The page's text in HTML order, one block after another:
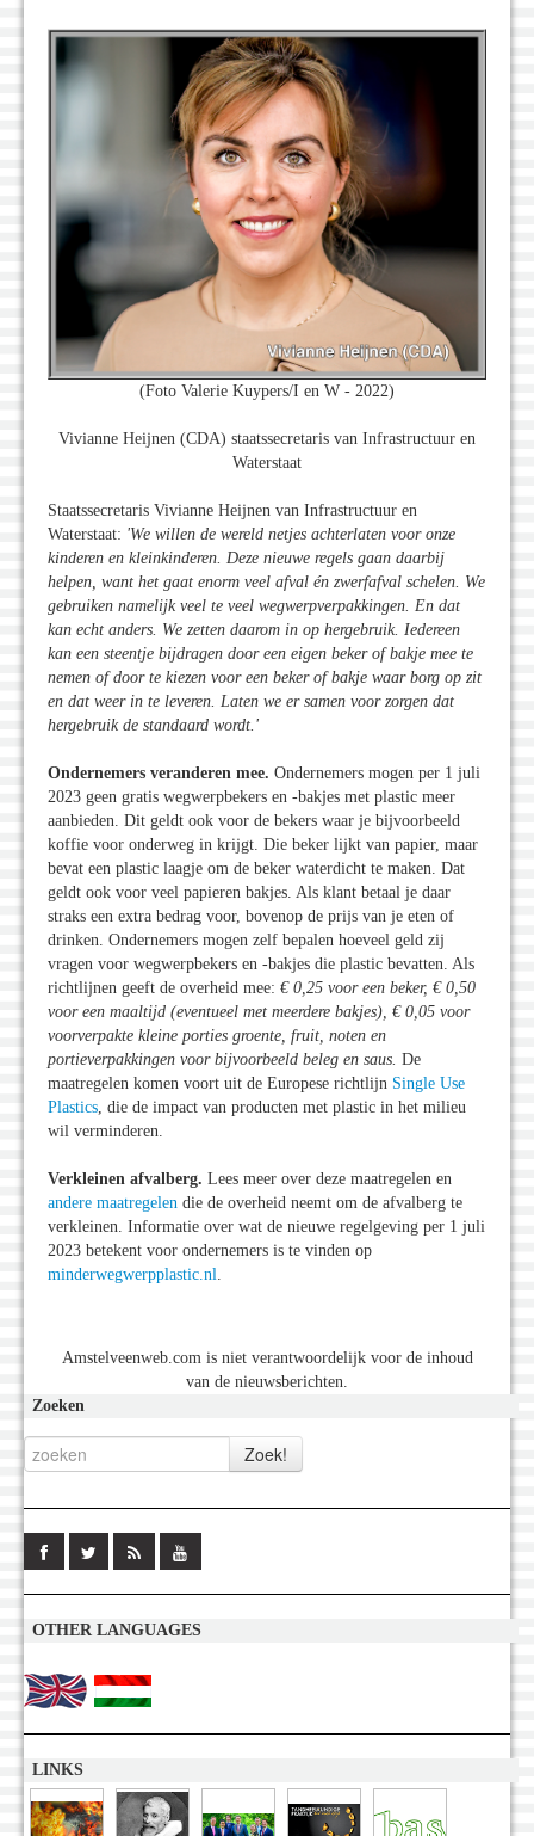
(Foto Valerie Kuypers/I en W - 2022)
Vivianne Heijnen (CDA) staatssecretaris van Infrastructuur en
Waterstaat
Staatssecretaris Vivianne Heijnen van Infrastructuur en
Waterstaat: 'We willen de wereld netjes achterlaten voor onze
kinderen en kleinkinderen. Deze nieuwe regels gaan daarbij
helpen, want het gaat enorm veel afval én zwerfafval schelen. We
gebruiken namelijk veel te veel wegwerpverpakkingen. En dat
kan echt anders. We zetten daarom in op hergebruik. Iedereen
kan een steentje bijdragen door een eigen beker of bakje mee te
nemen of door te kiezen voor een beker of bakje waar borg op zit
en dat weer in te leveren. Laten we er samen voor zorgen dat
hergebruik de standaard wordt. '
Ondernemers veranderen mee. Ondernemers mogen per 1 juli
2023 geen gratis wegwerpbekers en -bakjes met plastic meer
aanbieden. Dit geldt ook voor de bekers waar je bijvoorbeeld
koffie voor onderweg in krijgt. Die beker lijkt van papier, maar
bevat een plastic laagje om de beker waterdicht te maken. Dat
geldt ook voor veel papieren bakjes. Als klant betaal je daar
straks een extra bedrag voor, bovenop de prijs van je eten of
drinken. Ondernemers mogen zelf bepalen hoeveel geld zij
vragen voor wegwerpbekers en -bakjes die plastic bevatten. Als
richtlijnen geeft de overheid mee: € 0,25 voor een beker, € 0,50
voor een maaltijd (eventueel met meerdere bakjes), € 0,05 voor
voorverpakte kleine porties groente, fruit, noten en
portieverpakkingen voor bijvoorbeeld beleg en saus. De
maatregelen komen voort uit de Europese richtlijn Single Use
Plastics , die de impact van producten met plastic in het milieu
wil verminderen.
Verkleinen afvalberg. Lees meer over deze maatregelen en
andere maatregelen die de overheid neemt om de afvalberg te
verkleinen. Informatie over wat de nieuwe regelgeving per 1 juli
2023 betekent voor ondernemers is te vinden op
minderwegwerpplastic.nl
Amstelveenweb.com is niet verantwoordelijk voor de inhoud
van de nieuwsberichten.
Zoeken
OTHER LANGUAGES
LINKS